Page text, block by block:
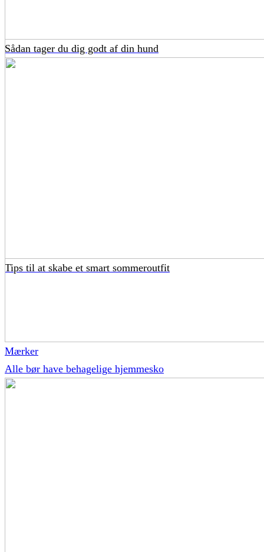
Sådan tager du dig godt af din hund
Tips til at skabe et smart sommeroutfit
Mærker
Alle bør have behagelige hjemmesko